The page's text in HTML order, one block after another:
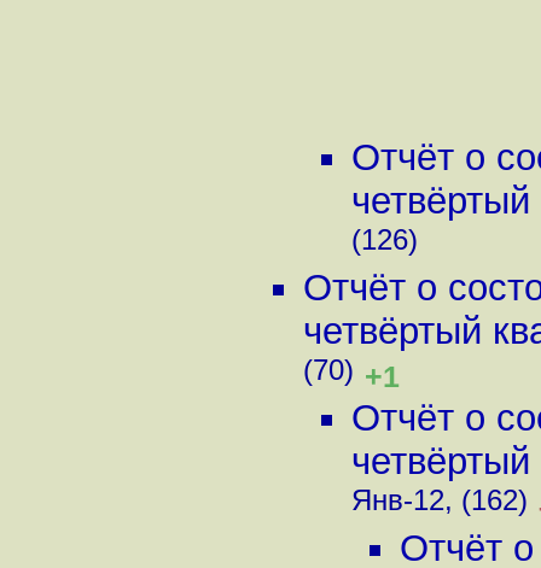
Отчёт о
(126)
Отчёт о
четвёртый
(70) +1
Отчёт о
Янв-12, (162)
Отчёт